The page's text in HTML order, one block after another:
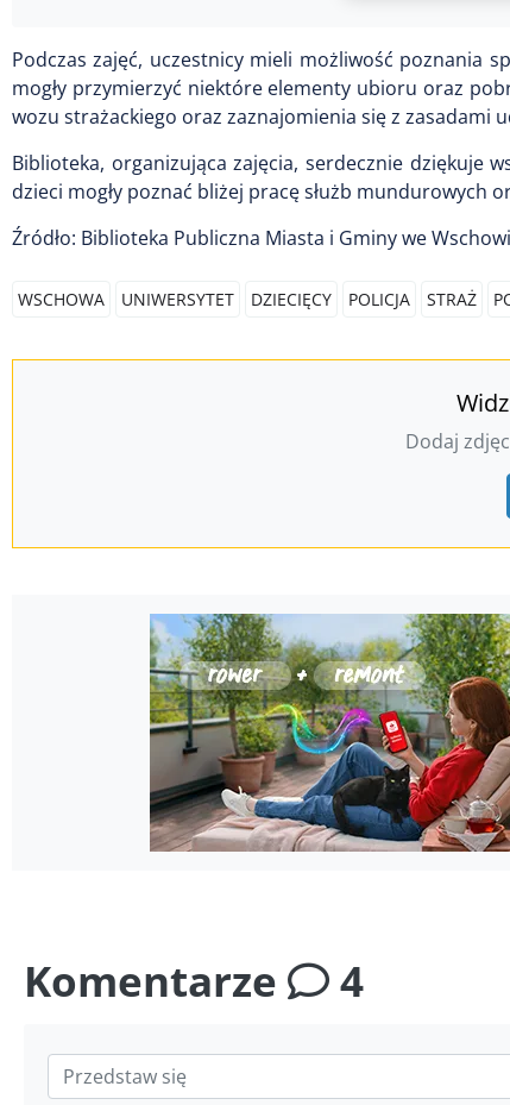
Podczas zajęć, uczestnicy mieli możliwość poznania
mogły przymierzyć niektóre elementy ubioru oraz
wozu strażackiego oraz zaznajomienia się z zasadami
Biblioteka, organizująca zajęcia, serdecznie dziękuje
dzieci mogły poznać bliżej pracę służb mundurowych
Źródło: Biblioteka Publiczna Miasta i Gminy we
WSCHOWA UNIWERSYTET DZIECIĘCY POLICJA STRAŻ
Dodaj
Komentarze 4